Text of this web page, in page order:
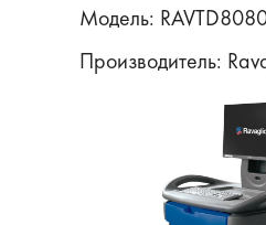
Модель:
Производитель: